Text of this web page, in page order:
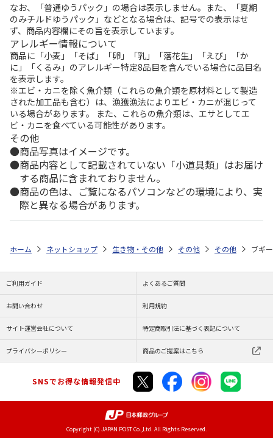
なお、「普通ゆうパック」の場合は表示しません。また、「夏期
のみチルドゆうパック」などとなる場合は、記号での表示はせ
ず、商品内容欄にその旨を表示しています。
アレルギー情報について
商品に「小麦」「そば」「卵」「乳」「落花生」「えび」「か
に」「くるみ」のアレルギー特定8品目を含んでいる場合に品目名
を表示します。
※エビ・カニを除く魚介類（これらの魚介類を原材料として製造
された加工品も含む）は、漁獲漁法によりエビ・カニが混じって
いる場合があります。 また、これらの魚介類は、エサとしてエ
ビ・カニを食べている可能性があります。
その他
商品写真はイメージです。
商品内容として記載されていない「小道具類」はお届け
する商品に含まれておりません。
商品の色は、ご覧になるパソコンなどの環境により、実
際と異なる場合があります。
ホーム ネットショップ 生き物・その他 その他 その他 ブギ
ご利用ガイド よくあるご質問
お問い合わせ 利用規約
サイト運営会社について 特定商取引法に基づく表記について
プライバシーポリシー 商品のご提案はこちら
SNSでお得な情報発信中
Copyright (C) JAPAN POST Co.,Ltd. All Rights Reserved.